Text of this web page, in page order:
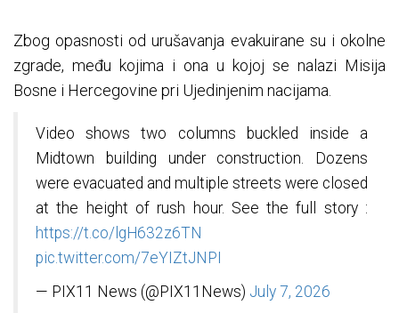
Zbog opasnosti od urušavanja evakuirane su i okolne
zgrade, među kojima i ona u kojoj se nalazi Misija
Bosne i Hercegovine pri Ujedinjenim nacijama.
Video shows two columns buckled inside a
Midtown building under construction. Dozens
were evacuated and multiple streets were closed
at the height of rush hour. See the full story :
https://t.co/lgH632z6TN
pic.twitter.com/7eYIZtJNPI
— PIX11 News (@PIX11News) July 7, 2026